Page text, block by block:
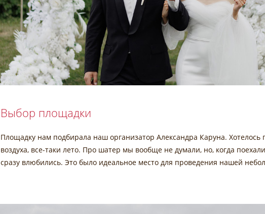
Выбор площадки
Площадку нам подбирала наш организатор Александра Каруна. Хотелось
воздуха, все-таки лето. Про шатер мы вообще не думали, но, когда
сразу влюбились. Это было идеальное место для проведения нашей